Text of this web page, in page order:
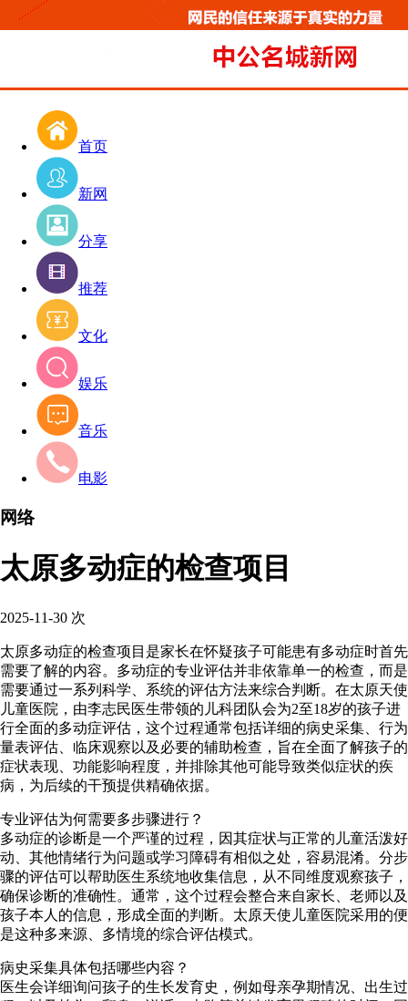
首页
新网
分享
推荐
文化
娱乐
音乐
电影
网络
太原多动症的检查项目
2025-11-30 次
太原多动症的检查项目是家长在怀疑孩子可能患有多动症时首先
需要了解的内容。多动症的专业评估并非依靠单一的检查，而是
需要通过一系列科学、系统的评估方法来综合判断。在太原天使
儿童医院，由李志民医生带领的儿科团队会为2至18岁的孩子进
行全面的多动症评估，这个过程通常包括详细的病史采集、行为
量表评估、临床观察以及必要的辅助检查，旨在全面了解孩子的
症状表现、功能影响程度，并排除其他可能导致类似症状的疾
病，为后续的干预提供精确依据。
专业评估为何需要多步骤进行？
多动症的诊断是一个严谨的过程，因其症状与正常的儿童活泼好
动、其他情绪行为问题或学习障碍有相似之处，容易混淆。分步
骤的评估可以帮助医生系统地收集信息，从不同维度观察孩子，
确保诊断的准确性。通常，这个过程会整合来自家长、老师以及
孩子本人的信息，形成全面的判断。太原天使儿童医院采用的便
是这种多来源、多情境的综合评估模式。
病史采集具体包括哪些内容？
医生会详细询问孩子的生长发育史，例如母亲孕期情况、出生过